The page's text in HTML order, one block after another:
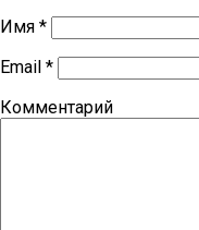
Имя *
Email *
Комментарий